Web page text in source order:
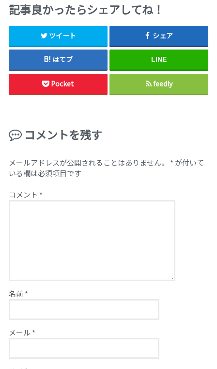
記事良かったらシェアしてね！
ツイート シェア
はてブ LINE
Pocket feedly
コメントを残す
メールアドレスが公開されることはありません。 * が付いて
いる欄は必須項目です
コメント *
名前*
メール *